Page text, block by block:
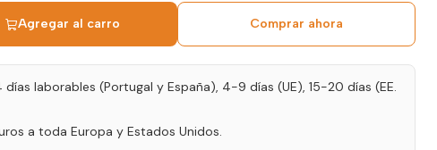
Agregar al carro Comprar ahora
días laborables (Portugal y España), 4-9 días (UE), 15-20 días (EE.
a toda Europa y Estados Unidos.